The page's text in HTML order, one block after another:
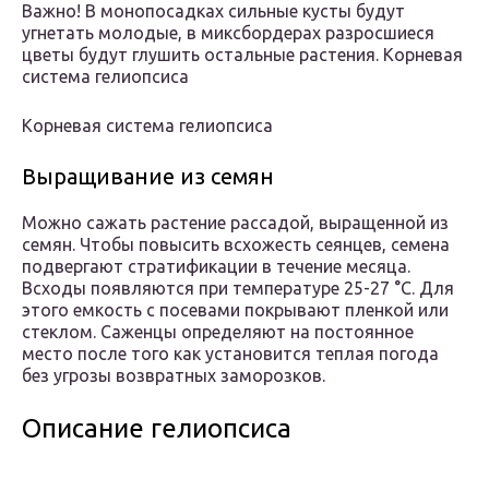
Важно! В монопосадках сильные кусты будут
угнетать молодые, в миксбордерах разросшиеся
цветы будут глушить остальные растения. Корневая
система гелиопсиса
Корневая система гелиопсиса
Выращивание из семян
Можно сажать растение рассадой, выращенной из
семян. Чтобы повысить всхожесть сеянцев, семена
подвергают стратификации в течение месяца.
Всходы появляются при температуре 25-27 °С. Для
этого емкость с посевами покрывают пленкой или
стеклом. Саженцы определяют на постоянное
место после того как установится теплая погода
без угрозы возвратных заморозков.
Описание гелиопсиса